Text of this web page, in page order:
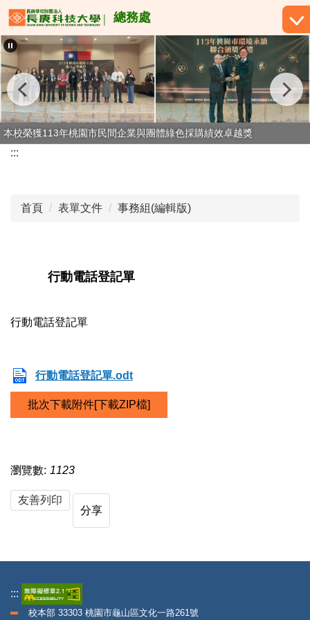
跳
到
主
內
容
區
總務處
本校榮獲114年桃園市民間企業與團體綠色採購績效卓越獎
本校榮獲113年桃園市民間企業與團體綠色採購績效卓越獎
:::
首頁 表單文件 事務組(編輯版)
行動電話登記單
行動電話登記單
行動電話登記單.odt
批次下載附件[下載ZIP檔]
瀏覽數: 1123
友善列印
分享
:::
校本部 33303 桃園市龜山區文化一路261號